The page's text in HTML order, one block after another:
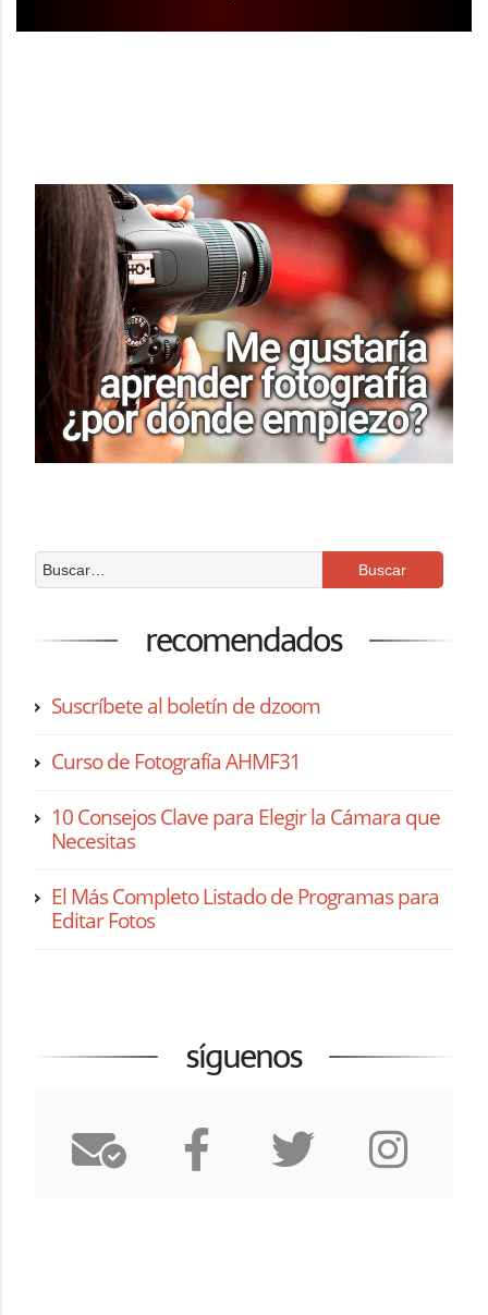
recomendados
Suscríbete al boletín de dzoom
Curso de Fotografía AHMF31
10 Consejos Clave para Elegir la Cámara que
Necesitas
El Más Completo Listado de Programas para
Editar Fotos
síguenos